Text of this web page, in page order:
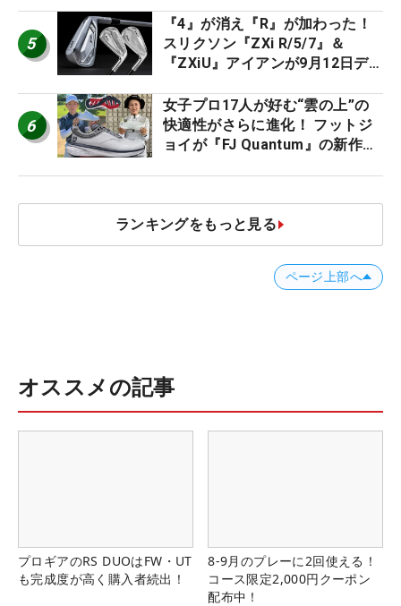
5
『4』が消え『R』が加わった！
スリクソン『ZXi R/5/7』＆
『ZXiU』アイアンが9月12日デ
6
女子プロ17人が好む“雲の上”の
快適性がさらに進化！ フットジ
ョイが『FJ Quantum』の新作を
ランキングをもっと見る
ページ上部へ
オススメの記事
プロギアのRS DUOはFW・UT
も完成度が高く購入者続出！
8-9月のプレーに2回使える！
コース限定2,000円クーポン
配布中！